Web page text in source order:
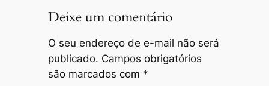
Deixe um comentário
O seu endereço de e-mail não será
publicado. Campos obrigatórios
são marcados com *